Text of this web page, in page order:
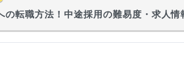
の転職方法！中途採用の難易度・求人情